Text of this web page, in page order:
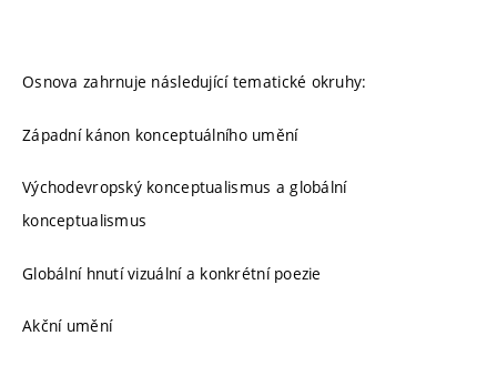
Osnova zahrnuje následující tematické okruhy:
Západní kánon konceptuálního umění
Východevropský konceptualismus a globální
konceptualismus
Globální hnutí vizuální a konkrétní poezie
Akční umění